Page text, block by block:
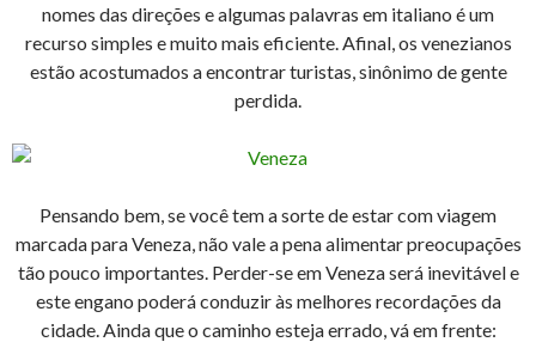
nomes das direções e algumas palavras em italiano é um
recurso simples e muito mais eficiente. Afinal, os venezianos
estão acostumados a encontrar turistas, sinônimo de gente
perdida.
Pensando bem, se você tem a sorte de estar com viagem
marcada para Veneza, não vale a pena alimentar preocupações
tão pouco importantes. Perder-se em Veneza será inevitável e
este engano poderá conduzir às melhores recordações da
cidade. Ainda que o caminho esteja errado, vá em frente: